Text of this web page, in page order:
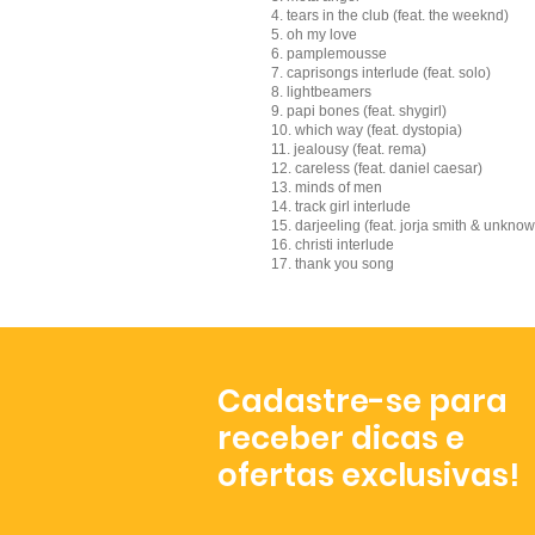
4. tears in the club (feat. the weeknd)
5. oh my love
6. pamplemousse
7. caprisongs interlude (feat. solo)
8. lightbeamers
9. papi bones (feat. shygirl)
10. which way (feat. dystopia)
11. jealousy (feat. rema)
12. careless (feat. daniel caesar)
13. minds of men
14. track girl interlude
15. darjeeling (feat. jorja smith &
16. christi interlude
17. thank you song
Cadastre-se para
receber dicas e
ofertas exclusivas!